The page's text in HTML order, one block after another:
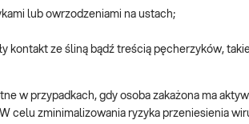
lub owrzodzeniami na ustach;
kontakt ze śliną bądź treścią pęcherzyków,
w przypadkach, gdy osoba zakażona ma
celu zminimalizowania ryzyka przeniesienia